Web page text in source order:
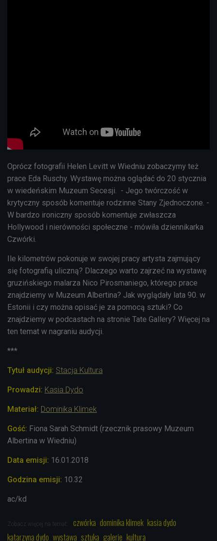
Oprócz fotografii Helen Levitt w Wiedniu zobaczymy też
prace Eda Ruschy. Wystawę można oglądać do 20 stycznia
w wiedeńskim Muzeum Secesji. - Jego twórczość w
krytyczny sposób komentuje rodzinne Stany Zjednoczone. -
W bardzo ironiczny sposób komentuje zwłaszcza
Hollywood i nierówności społeczne - mówiła dziennikarka
Czwórki.
Ile kilometrów pokonuje w swojej pracy artysta zajmujący
się fotografią uliczną? Dlaczego warto zajrzeć na wystawę
gruzińskiego malarza Nico Pirosmaniego, którego prace
znajdziemy w Muzeum Albertina? Jak wyglądały lata 90. w
Estonii i czy można opisać je za pomocą sztuki? Co
znajdziemy w podcastach na stronie Tate Gallery? Więcej na
ten temat w nagraniu audycji.
***
Tytuł audycji: Stacja Kultura
Prowadzi: Kasia Dydo
Materiał: Dominika Klimek
Gość: Fiona Sarah Schmidt (rzecznik prasowy Muzeum
Albertina w Wiedniu)
Data emisji: 16.01 .2018
Godzina emisji: 10.32
ac/kd
Zobacz więcej na temat: czwórka dominika klimek kasia dydo
katarzyna dydo wystawa sztuka galerie kultura